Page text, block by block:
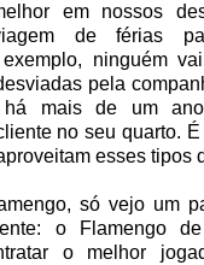
em nossos
de férias
ninguém
pela
há mais de um
no seu quarto.
esses tipos
só vejo um
o Flamengo
o melhor